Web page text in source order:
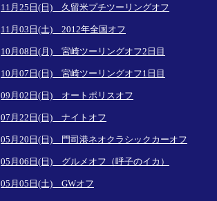
11月25日(日) 久留米プチツーリングオフ
11月03日(土) 2012年全国オフ
10月08日(月) 宮崎ツーリングオフ2日目
10月07日(日) 宮崎ツーリングオフ1日目
09月02日(日) オートポリスオフ
07月22日(日) ナイトオフ
05月20日(日) 門司港ネオクラシックカーオフ
05月06日(日) グルメオフ（呼子のイカ）
05月05日(土) GWオフ